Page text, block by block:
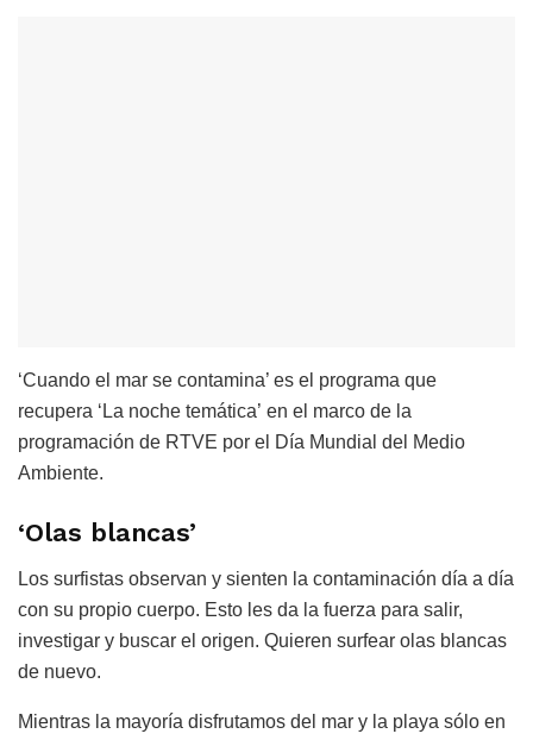
‘Cuando el mar se contamina’ es el programa que
recupera ‘La noche temática’ en el marco de la
programación de RTVE por el Día Mundial del Medio
Ambiente.
‘Olas blancas’
Los surfistas observan y sienten la contaminación día a día
con su propio cuerpo. Esto les da la fuerza para salir,
investigar y buscar el origen. Quieren surfear olas blancas
de nuevo.
Mientras la mayoría disfrutamos del mar y la playa sólo en